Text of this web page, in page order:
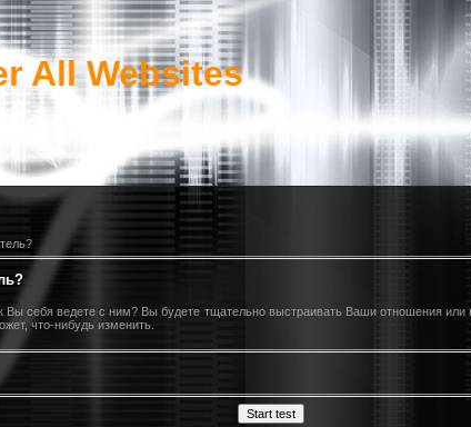
All Websites
Вы себя ведете с ним? Вы будете тщательно выстраивать Ваши отношения или
что-нибудь изменить.